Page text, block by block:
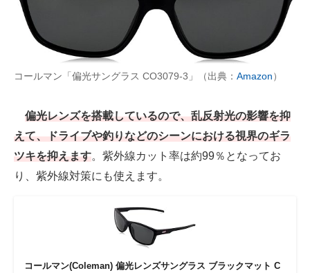
コールマン「偏光サングラス CO3079-3」（出典： Amazon）
偏光レンズを搭載しているので、乱反射光の影響を抑
えて、ドライブや釣りなどのシーンにおける視界のギラ
ツキを抑えます。紫外線カット率は約99％となってお
り、紫外線対策にも使えます。
コールマン(Coleman) 偏光レンズサングラス ブラックマット C